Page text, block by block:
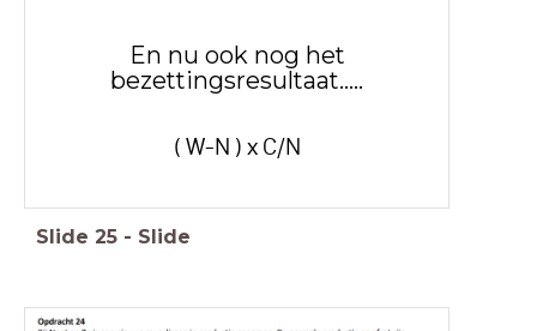
En nu ook nog het
bezettingsresultaat.....
( W-N ) x C/N
Slide 25 - Slide